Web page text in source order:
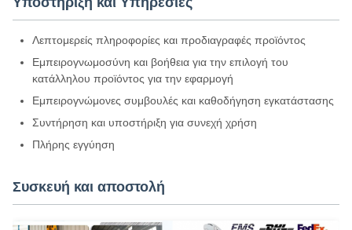
Λεπτομερείς πληροφορίες και προδιαγραφές προϊόντος
Εμπειρογνωμοσύνη και βοήθεια για την επιλογή του
κατάλληλου προϊόντος για την εφαρμογή
Εμπειρογνώμονες συμβουλές και καθοδήγηση εγκατάστασης
Συντήρηση και υποστήριξη για συνεχή χρήση
Πλήρης εγγύηση
Συσκευή και αποστολή